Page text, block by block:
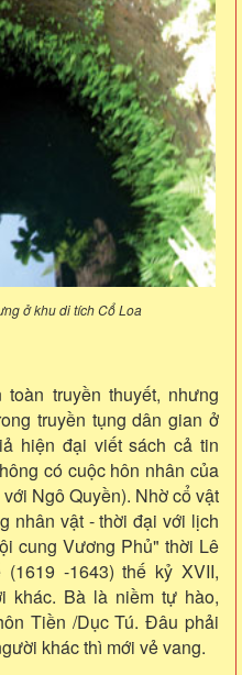
ở khu di tích Cổ Loa
truyền thuyết, nhưng
truyền tụng dân gian ở
hiện đại viết sách cả tin
có cuộc hôn nhân của
Ngô Quyền). Nhờ cổ vật
nhân vật - thời đại với lịch
cung Vương Phủ" thời Lê
-1643) thế kỷ XVII,
khác. Bà là niềm tự hào,
Tiền /Dục Tú. Đâu phải
khác thì mới vẻ vang.